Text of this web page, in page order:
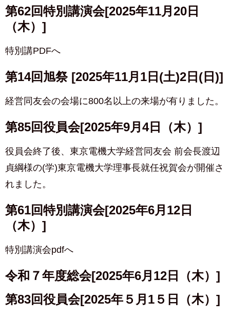
第62回特別講演会[2025年11月20日
（木）]
特別講PDFへ
第14回旭祭 [2025年11月1日(土)2日(日)]
経営同友会の会場に800名以上の来場が有りました。
第85回役員会[2025年9月4日（木）]
役員会終了後、東京電機大学経営同友会 前会長渡辺
貞綱様の(学)東京電機大学理事長就任祝賀会が開催さ
れました。
第61回特別講演会[2025年6月12日
（木）]
特別講演会pdfへ
令和７年度総会[2025年6月12日（木）]
第83回役員会[2025年５月1５日（木）]